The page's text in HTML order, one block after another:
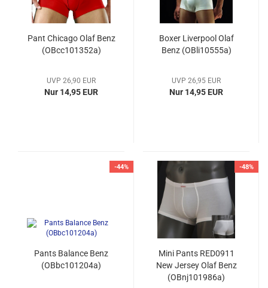
Pant Chicago Olaf Benz
(OBcc101352a)
UVP 26,90 EUR
Nur 14,95 EUR
Boxer Liverpool Olaf
Benz (OBli10555a)
UVP 26,95 EUR
Nur 14,95 EUR
-44%
Pants Balance Benz
(OBbc101204a)
-48%
Mini Pants RED0911
New Jersey Olaf Benz
(OBnj101986a)